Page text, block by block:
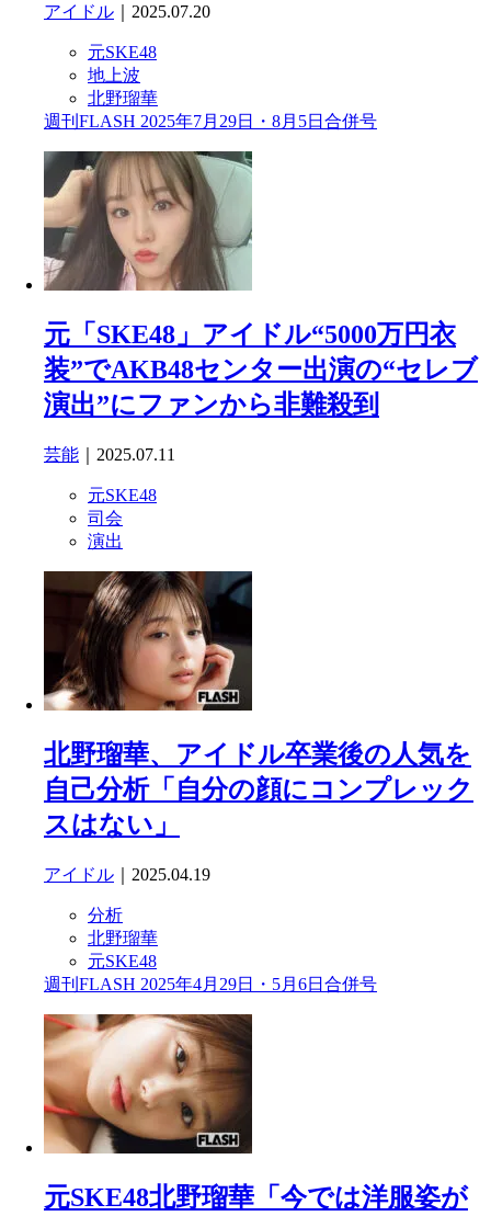
アイドル ｜2025.07.20
元SKE48
地上波
北野瑠華
週刊FLASH 2025年7月29日・8月5日合併号
元「SKE48」アイドル“5000万円衣
装”でAKB48センター出演の“セレブ
演出”にファンから非難殺到
芸能 ｜2025.07.11
元SKE48
司会
演出
北野瑠華、アイドル卒業後の人気を
自己分析「自分の顔にコンプレック
スはない」
アイドル ｜2025.04.19
分析
北野瑠華
元SKE48
週刊FLASH 2025年4月29日・5月6日合併号
元SKE48北野瑠華「今では洋服姿が